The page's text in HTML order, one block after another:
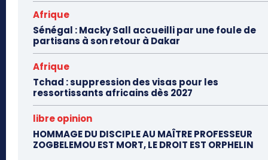
Afrique
Sénégal : Macky Sall accueilli par une foule de
partisans à son retour à Dakar
Afrique
Tchad : suppression des visas pour les
ressortissants africains dès 2027
libre opinion
HOMMAGE DU DISCIPLE AU MAÎTRE PROFESSEUR
ZOGBELEMOU EST MORT, LE DROIT EST ORPHELIN